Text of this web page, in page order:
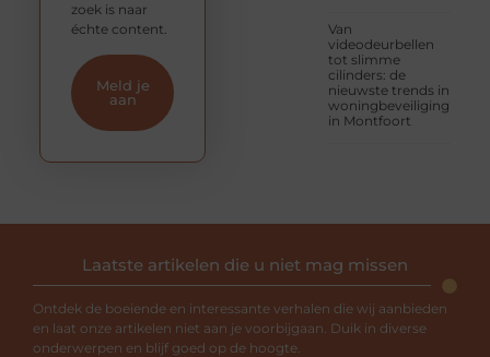
Van
videodeurbellen
tot slimme
cilinders: de
nieuwste trends in
woningbeveiliging
in Montfoort
zoek is naar
échte content.
Meld je
aan
Laatste artikelen die u niet mag missen
Ontdek de boeiende en interessante verhalen die wij aanbieden
en laat onze artikelen niet aan je voorbijgaan. Duik in diverse
onderwerpen en blijf goed op de hoogte.